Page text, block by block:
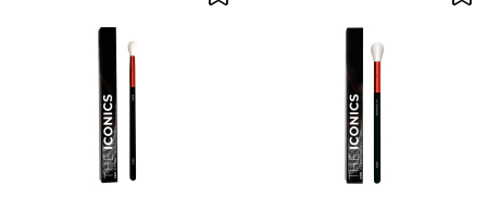
Ich habe hier kein Konto